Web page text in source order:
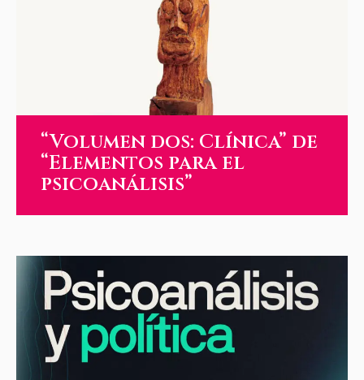
“Volumen dos: Clínica” de
“Elementos para el
psicoanálisis”